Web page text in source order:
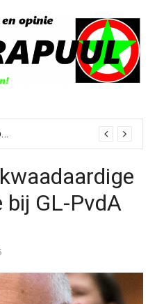
Bestorming Ceuta gevolg van op sociale media verspreide hoax?
GL-PvdA